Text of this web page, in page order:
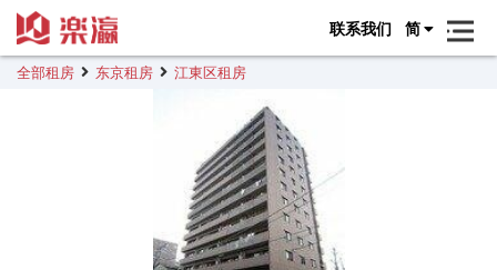
联系我们 简
全部租房 东京租房 江東区租房